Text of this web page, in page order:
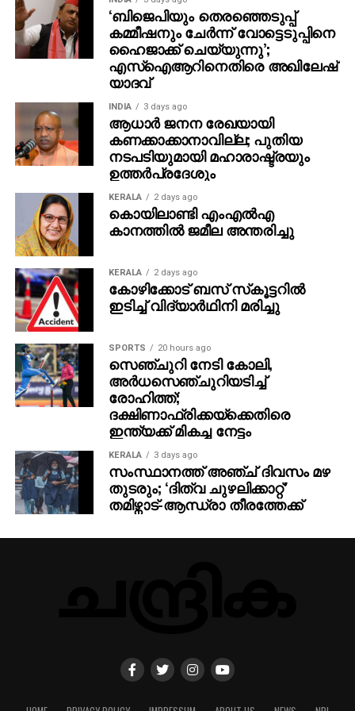
‘ബിജെപിയും തെരഞ്ഞെടുപ്പ്
കമ്മീഷനും ചേർന്ന് വോട്ടെടുപ്പിനെ
ഹൈജാക്ക് ചെയ്യുന്നു’;
എസ്ഐആറിനെതിരെ അഖിലേഷ്
യാദവ്
INDIA 3 days ago
ആധാർ ജനന രേഖയായി
കണക്കാക്കാനാവില്ല; പുതിയ
നടപടിയുമായി മഹാരാഷ്ട്രയും
ഉത്തർപ്രദേശും
KERALA 2 days ago
കൊയിലാണ്ടി എംഎല്‍എ
കാനത്തില്‍ ജമീല അന്തരിച്ചു
KERALA 2 days ago
കോഴിക്കോട് ബസ് സ്‌കൂട്ടറില്‍
ഇടിച്ച് വിദ്യാര്‍ഥിനി മരിച്ചു
SPORTS 20 hours ago
സെഞ്ചുറി നേടി കോലി,
അര്‍ധസെഞ്ചുറിയടിച്ച്
രോഹിത്ത്;
ദക്ഷിണാഫ്രിക്കയ്‌ക്കെതിരെ
ഇന്ത്യക്ക് മികച്ച നേട്ടം
KERALA 3 days ago
സംസ്ഥാനത്ത് അഞ്ച് ദിവസം മഴ
തുടരും; ‘ദിത്വ ചുഴലിക്കാറ്റ്‌’
തമിഴ്നാട്-ആന്ധ്രാ തീരത്തേക്ക്